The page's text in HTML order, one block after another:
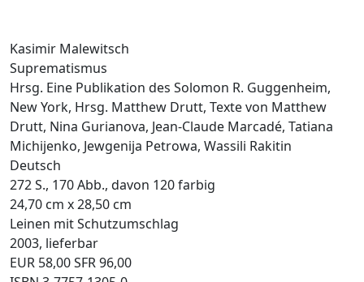
Kasimir Malewitsch
Suprematismus
Hrsg. Eine Publikation des Solomon R. Guggenheim,
New York, Hrsg. Matthew Drutt, Texte von Matthew
Drutt, Nina Gurianova, Jean-Claude Marcadé, Tatiana
Michijenko, Jewgenija Petrowa, Wassili Rakitin
Deutsch
272 S., 170 Abb., davon 120 farbig
24,70 cm x 28,50 cm
Leinen mit Schutzumschlag
2003, lieferbar
EUR 58,00 SFR 96,00